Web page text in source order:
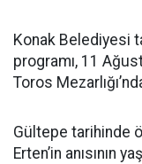
Konak Belediyesi
programı, 11
Toros
Gültepe tarihinde
Erten’in anısının